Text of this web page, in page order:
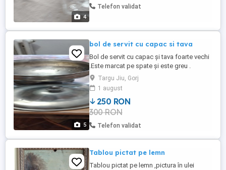
4
Telefon validat
5
bol de servit cu capac si tava
Bol de servit cu capac și tava foarte vechi
.Este marcat pe spate și este greu .
Targu Jiu, Gorj
1 august
250 RON
300 RON
Telefon validat
Tablou pictat pe lemn
Tablou pictat pe lemn ,pictura în ulei